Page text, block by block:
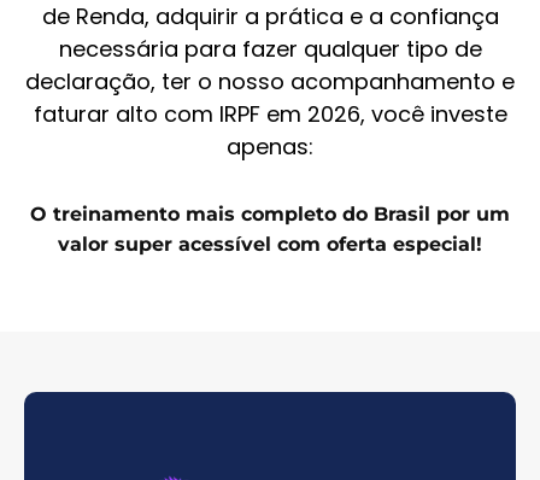
de Renda, adquirir a prática e a confiança
necessária para fazer qualquer tipo de
declaração, ter o nosso acompanhamento e
faturar alto com IRPF em 2026, você investe
apenas:
O treinamento mais completo do Brasil por um
valor super acessível com oferta especial!